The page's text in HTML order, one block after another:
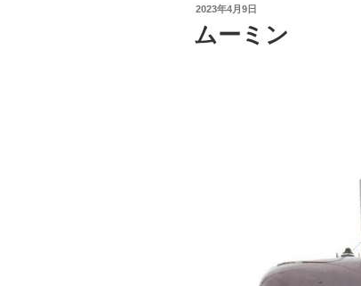
投
日:
2023年4月9日
ムーミン